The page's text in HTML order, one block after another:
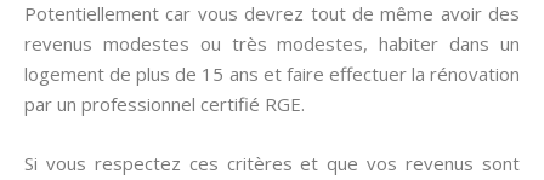
Potentiellement car vous devrez tout de même avoir des
revenus modestes ou très modestes, habiter dans un
logement de plus de 15 ans et faire effectuer la rénovation
par un professionnel certifié RGE.
Si vous respectez ces critères et que vos revenus sont